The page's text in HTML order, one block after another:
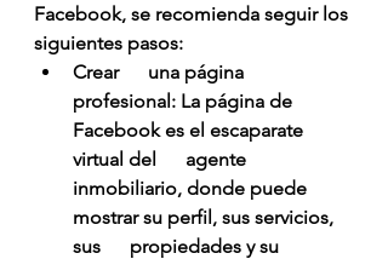
Facebook, se recomienda seguir los
siguientes pasos:
Crear      una página
profesional: La página de
Facebook es el escaparate
virtual del      agente
inmobiliario, donde puede
mostrar su perfil, sus servicios,
sus      propiedades y su